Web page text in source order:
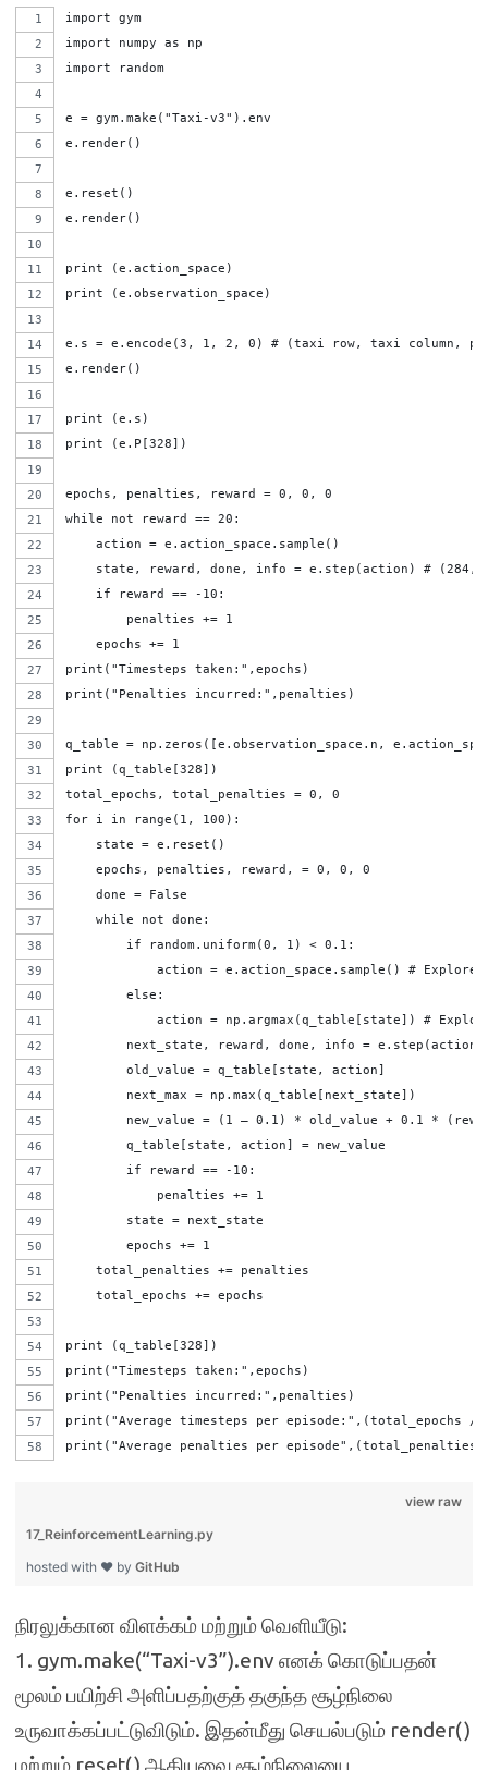
import gym
import numpy as np
import random
e = gym.make("Taxi-v3").env
e.render()
e.reset()
e.render()
print (e.action_space)
print (e.observation_space)
e.s = e.encode(3, 1, 2, 0) # (taxi row, taxi column,
e.render()
print (e.s)
print (e.P[328])
epochs, penalties, reward = 0, 0, 0
while not reward == 20:
    action = e.action_space.sample()
state, reward, done, info = e.step(action) # (284,
    if reward == -10:
        penalties += 1
    epochs += 1
print("Timesteps taken:",epochs)
print("Penalties incurred:",penalties)
q_table = np.zeros([e.observation_space.n,
print (q_table[328])
total_epochs, total_penalties = 0, 0
for i in range(1, 100):
    state = e.reset()
    epochs, penalties, reward, = 0, 0, 0
    done = False
    while not done:
        if random.uniform(0, 1) < 0.1:
action = e.action_space.sample() # Explore
        else:
action = np.argmax(q_table[state]) #
next_state, reward, done, info =
        old_value = q_table[state, action]
        next_max = np.max(q_table[next_state])
new_value = (1 – 0.1) * old_value + 0.1 *
        q_table[state, action] = new_value
        if reward == -10:
            penalties += 1
        state = next_state
        epochs += 1
    total_penalties += penalties
    total_epochs += epochs
print (q_table[328])
print("Timesteps taken:",epochs)
print("Penalties incurred:",penalties)
print("Average timesteps per episode:",(total_epochs /
print("Average penalties per episode",(total_penalties
view raw
17_ReinforcementLearning.py
hosted with ❤ by GitHub
நிரலுக்கான விளக்கம் மற்றும் வெளியீடு:
1. gym.make(“Taxi-v3”).env எனக் கொடுப்பதன்
மூலம் பயிற்சி அளிப்பதற்குத் தகுந்த சூழ்நிலை
உருவாக்கப்பட்டுவிடும். இதன்மீது செயல்படும் render()
மற்றும் reset() ஆகியவை சூழ்நிலையை